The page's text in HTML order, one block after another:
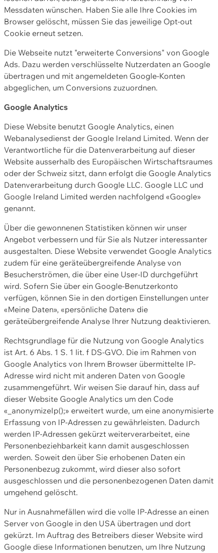
Messdaten wünschen. Haben Sie alle Ihre Cookies im
Browser gelöscht, müssen Sie das jeweilige Opt-out
Cookie erneut setzen.
Die Webseite nutzt "erweiterte Conversions" von Google
Ads. Dazu werden verschlüsselte Nutzerdaten an Google
übertragen und mit angemeldeten Google-Konten
abgeglichen, um Conversions zuzuordnen.
Google Analytics
Diese Website benutzt Google Analytics, einen
Webanalysedienst der Google Ireland Limited. Wenn der
Verantwortliche für die Datenverarbeitung auf dieser
Website ausserhalb des Europäischen Wirtschaftsraumes
oder der Schweiz sitzt, dann erfolgt die Google Analytics
Datenverarbeitung durch Google LLC. Google LLC und
Google Ireland Limited werden nachfolgend «Google»
genannt.
Über die gewonnenen Statistiken können wir unser
Angebot verbessern und für Sie als Nutzer interessanter
ausgestalten. Diese Website verwendet Google Analytics
zudem für eine geräteübergreifende Analyse von
Besucherströmen, die über eine User-ID durchgeführt
wird. Sofern Sie über ein Google-Benutzerkonto
verfügen, können Sie in den dortigen Einstellungen unter
«Meine Daten», «persönliche Daten» die
geräteübergreifende Analyse Ihrer Nutzung deaktivieren.
Rechtsgrundlage für die Nutzung von Google Analytics
ist Art. 6 Abs. 1 S. 1 lit. f DS-GVO. Die im Rahmen von
Google Analytics von Ihrem Browser übermittelte IP-
Adresse wird nicht mit anderen Daten von Google
zusammengeführt. Wir weisen Sie darauf hin, dass auf
dieser Website Google Analytics um den Code
«_anonymizeIp();» erweitert wurde, um eine anonymisierte
Erfassung von IP-Adressen zu gewährleisten. Dadurch
werden IP-Adressen gekürzt weiterverarbeitet, eine
Personenbeziehbarkeit kann damit ausgeschlossen
werden. Soweit den über Sie erhobenen Daten ein
Personenbezug zukommt, wird dieser also sofort
ausgeschlossen und die personenbezogenen Daten damit
umgehend gelöscht.
Nur in Ausnahmefällen wird die volle IP-Adresse an einen
Server von Google in den USA übertragen und dort
gekürzt. Im Auftrag des Betreibers dieser Website wird
Google diese Informationen benutzen, um Ihre Nutzung